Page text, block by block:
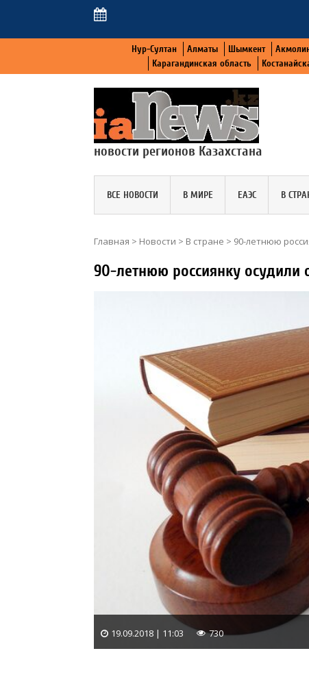
Нур-Султан Алматы Шымкент
Карагандинская область
новости регионов Казахстана
ВСЕ НОВОСТИ В МИРЕ ЕАЭС В
Главная > Новости > В стране > 90-летнюю
90-летнюю россиянку осудили
19.09.2018 | 11:03 730